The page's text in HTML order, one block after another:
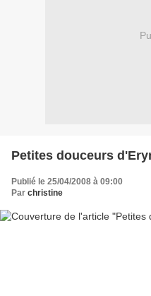
Petites douceurs
Publié le 25/04/2008 à 09:00
Par christine